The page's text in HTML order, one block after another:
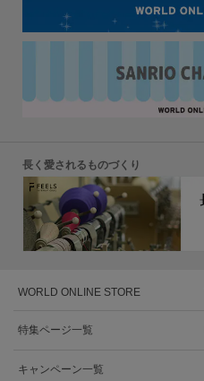
長く愛されるものづくり
WORLD ONLINE STORE
特集ページ一覧
キャンペーン一覧